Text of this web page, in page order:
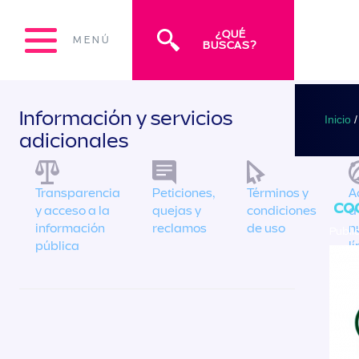
MENÚ
¿QUÉ
BUSCAS?
Inicio /
Información y servicios
adicionales
Transparencia
y acceso a la
información
pública
Peticiones,
quejas y
reclamos
Términos y
condiciones
de uso
a